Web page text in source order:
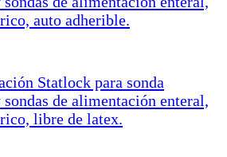
auto adherible.
Statlock para sonda
de alimentación enteral,
libre de latex.